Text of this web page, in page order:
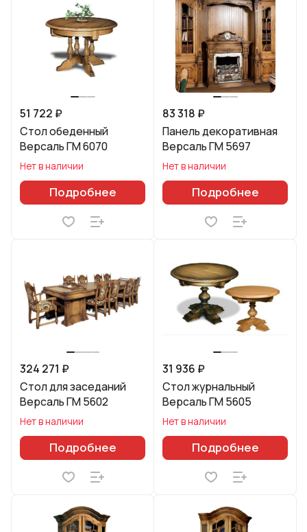
51 722 ₽
Стол обеденный
Версаль ГМ 6070
Нет в наличии
Подробнее
83 318 ₽
Панель декоративная
Версаль ГМ 5697
Нет в наличии
Подробнее
324 271 ₽
Стол для заседаний
Версаль ГМ 5602
Нет в наличии
Подробнее
31 936 ₽
Стол журнальный
Версаль ГМ 5605
Нет в наличии
Подробнее